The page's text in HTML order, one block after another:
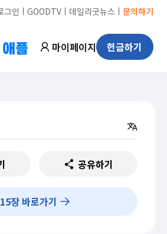
그인 ㅣ GOODTVㅣ 데일리굿뉴스 ㅣ 문의하기
마이페이지 헌금하기
공유하기
15장 바로가기